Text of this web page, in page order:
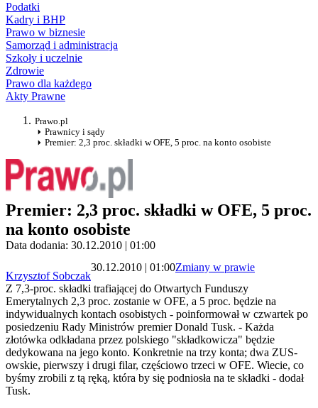
Podatki
Kadry i BHP
Prawo w biznesie
Samorząd i administracja
Szkoły i uczelnie
Zdrowie
Prawo dla każdego
Akty Prawne
Prawo.pl
Prawnicy i sądy
Premier: 2,3 proc. składki w OFE, 5 proc. na konto osobiste
Premier: 2,3 proc. składki w OFE, 5 proc.
na konto osobiste
Data dodania: 30.12.2010 | 01:00
Krzysztof Sobczak
30.12.2010 | 01:00Zmiany w prawie
Z 7,3-proc. składki trafiającej do Otwartych Funduszy
Emerytalnych 2,3 proc. zostanie w OFE, a 5 proc. będzie na
indywidualnych kontach osobistych - poinformował w czwartek po
posiedzeniu Rady Ministrów premier Donald Tusk. - Każda
złotówka odkładana przez polskiego "składkowicza" będzie
dedykowana na jego konto. Konkretnie na trzy konta; dwa ZUS-
owskie, pierwszy i drugi filar, częściowo trzeci w OFE. Wiecie, co
byśmy zrobili z tą ręką, która by się podniosła na te składki - dodał
Tusk.